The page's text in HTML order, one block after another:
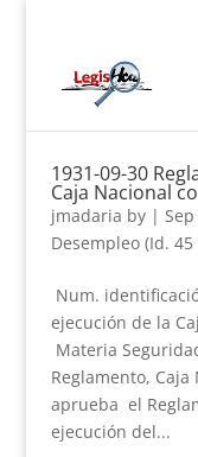
1931-09-30
Caja Nacional
jmadaria by | Sep
Desempleo (Id. 45
Num.
ejecución de la
Materia
Reglamento,
aprueba el
ejecución del...